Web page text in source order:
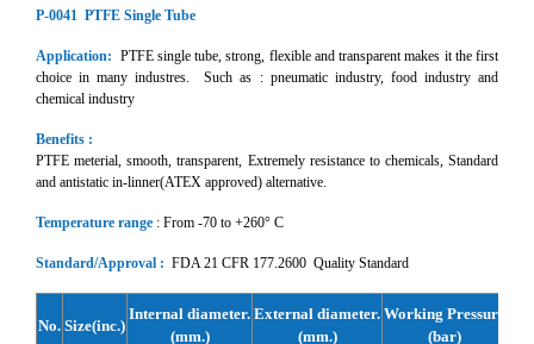
P-0041 PTFE Single Tube
Application: PTFE single tube, strong, flexible and transparent makes it the first
choice in many industres. Such as : pneumatic industry, food industry and
chemical industry
Benefits :
PTFE meterial, smooth, transparent, Extremely resistance to chemicals, Standard
and antistatic in-linner(ATEX approved) alternative.
Temperature range : From -70 to +260° C
Standard/Approval : FDA 21 CFR 177.2600 Quality Standard
No. Size(inc.)
Internal diameter.
(mm.)
External diameter.
(mm.)
Working Pressure
(bar)